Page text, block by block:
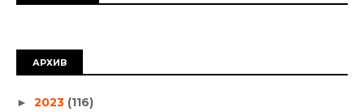
АРХИВ
► 2023 (116)